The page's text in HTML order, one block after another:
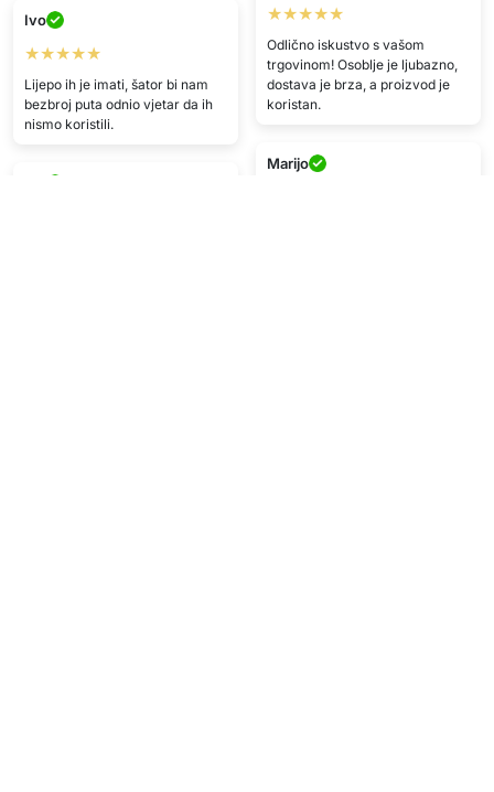
★★★★★
Odlično iskustvo s vašom
trgovinom! Osoblje je ljubazno,
dostava je brza, a proizvod je
koristan.
Ivo
★★★★★
Lijepo ih je imati, šator bi nam
bezbroj puta odnio vjetar da ih
nismo koristili.
Marijo